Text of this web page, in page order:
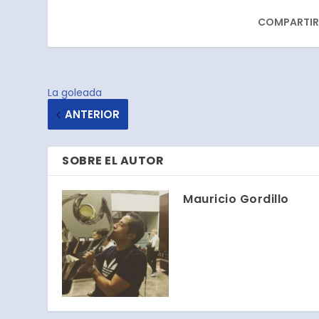
La goleada
ANTERIOR
SOBRE EL AUTOR
Mauricio Gordillo